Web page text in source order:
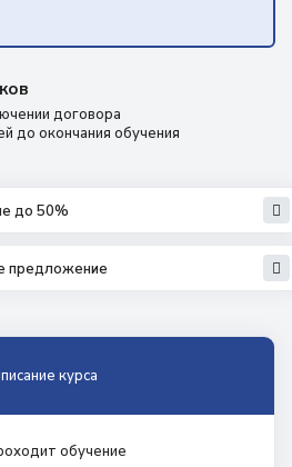
договора
до окончания обучения
до 50%
предложение
курса
обучение